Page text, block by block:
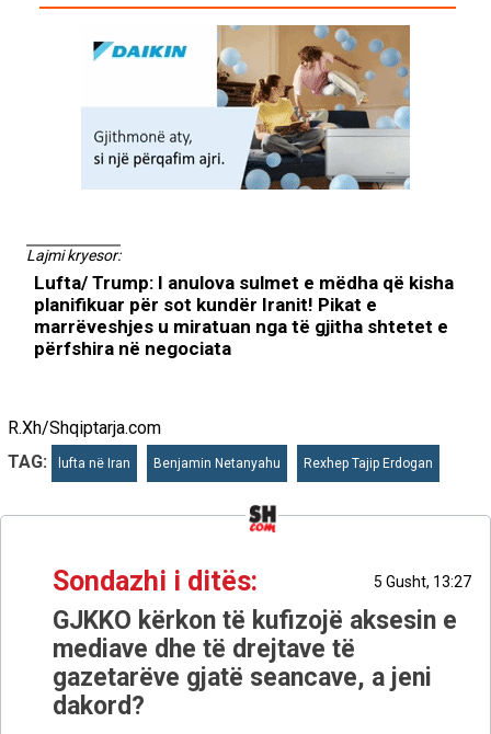
Lajmi kryesor:
Lufta/ Trump: I anulova sulmet e mëdha që kisha
planifikuar për sot kundër Iranit! Pikat e
marrëveshjes u miratuan nga të gjitha shtetet e
përfshira në negociata
R.Xh/Shqiptarja.com
TAG:
lufta në Iran Benjamin Netanyahu Rexhep Tajip Erdogan
Sondazhi i ditës: 5 Gusht, 13:27
GJKKO kërkon të kufizojë aksesin e
mediave dhe të drejtave të
gazetarëve gjatë seancave, a jeni
dakord?